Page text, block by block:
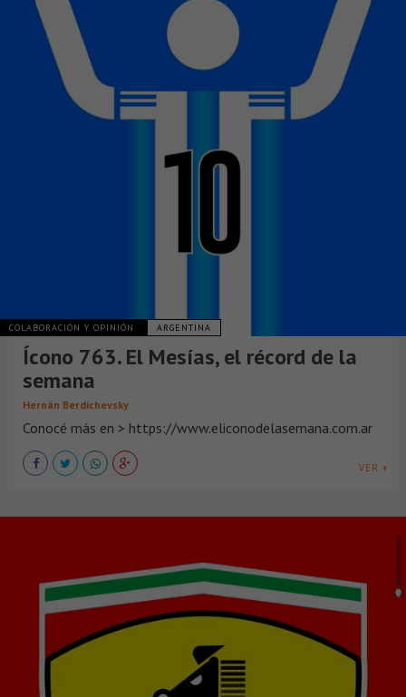
COLABORACIÓN Y OPINIÓN ARGENTINA
Ícono 763. El Mesías, el récord de la
semana
Hernán Berdichevsky
Conocé más en > https://www.eliconodelasemana.com.ar
VER +